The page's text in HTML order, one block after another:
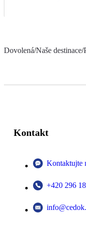
Dovolená/Naše destinace/
Kontakt
Kontaktujte
+420 296